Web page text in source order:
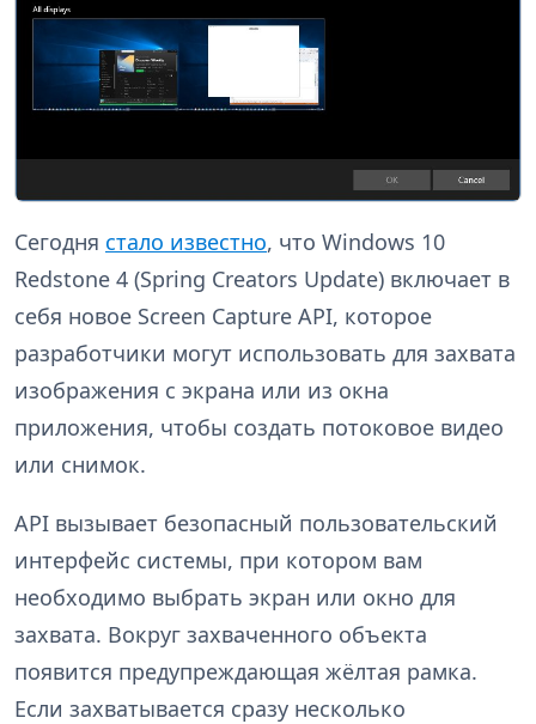
Сегодня стало известно, что Windows 10
Redstone 4 (Spring Creators Update) включает в
себя новое Screen Capture API, которое
разработчики могут использовать для захвата
изображения с экрана или из окна
приложения, чтобы создать потоковое видео
или снимок.
API вызывает безопасный пользовательский
интерфейс системы, при котором вам
необходимо выбрать экран или окно для
захвата. Вокруг захваченного объекта
появится предупреждающая жёлтая рамка.
Если захватывается сразу несколько